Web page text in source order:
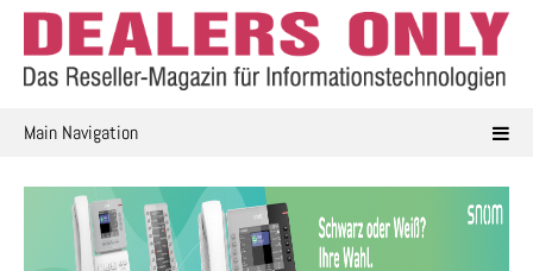
Skip
content
Main Navigation